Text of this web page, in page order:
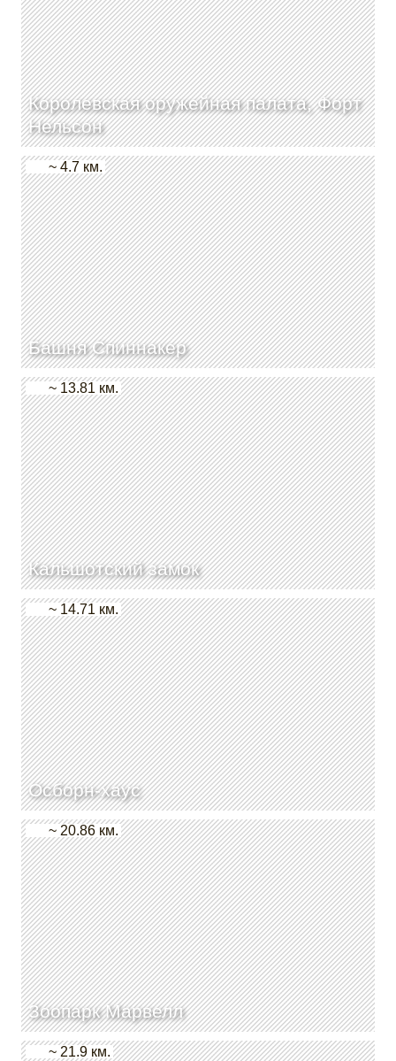
Королевская оружейная палата, Форт
Нельсон
Башня Спиннакер
~ 4.7 км.
Кальшотский замок
~ 13.81 км.
Осборн-хаус
~ 14.71 км.
Зоопарк Марвелл
~ 20.86 км.
~ 21.9 км.